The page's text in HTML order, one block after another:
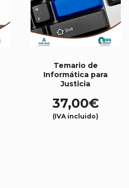
Temario de
Informática para
Justicia
37,00€
(IVA incluido)